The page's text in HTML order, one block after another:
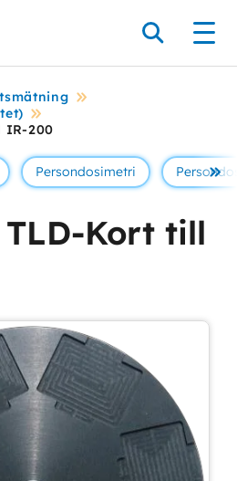
Sök
IR-200
Persondosimetri Se
Kort till